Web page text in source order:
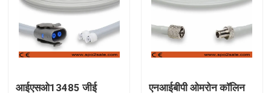
ईसीजी रोगी केबल
रोगी मॉनिटर केबल
पुन: प्रयोज्य खराब 2 सेंसर
आईएसओ13485 जीई एनआईबीपी ओमरोन कॉलिन